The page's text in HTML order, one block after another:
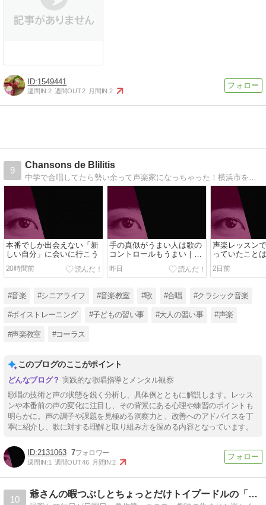
1549441
週間IN:2 週間OUT:2 月間IN:2
9
Chansons de Blilitis
中学で合唱してたら勢い余って声楽家になっちゃった！横浜市を拠点に演奏と、声楽や合唱のレッスンもしています。
本番でしか出会えない「新
しい自分」に会いに行こう
20時間前
手の真似がうまい人は歌の
コントロールもうまい｜手
の動きをあなどらないで
昨日
声楽レッスン
っていたこと
のか」と気づ
2日前
#音楽 #シニアライフ #音楽教室 #歌 #合唱 #クラシック音楽
#ボイストレーニング #子どもの習い事 #大人の習い事 #声楽
#声楽教室 #コーラス
このブログのここがポイント
実践的な歌唱指導とメンタル観察
歌唱の技術と声の状態を鋭く分析し、具体例とともに解説します。レッス
ンや本番前の声の変化に注目し、その背景にある心理や練習のポイントも
明らかに。声の調子や課題を見極める洞察力と、改善へのアドバイスを丁
寧に紹介し、歌に対する理解と取り組み方を深める内容となっています。
2131063 7
週間IN:1 週間OUT:46 月間IN:2
10
爺さんの暇つぶしとちょっとだけトイプードルの「むぎ」